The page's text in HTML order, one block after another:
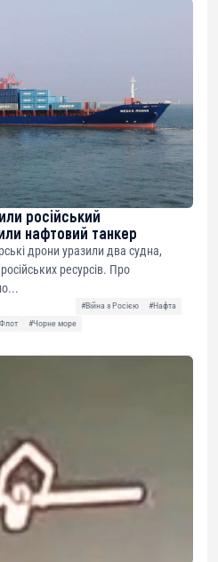
російський
нафтовий танкер
дрони уразили два судна,
російських ресурсів. Про
#Війна з Росією
#Нафта
#Чорне море